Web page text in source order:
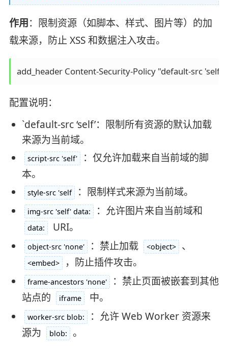
作用：限制资源（如脚本、样式、图片等）的加
载来源，防止 XSS 和数据注入攻击。
配置说明：
`default-src ‘self’：限制所有资源的默认加载
来源为当前域。
script-src 'self'
：仅允许加载来自当前域的脚
本。
style-src 'self ：限制样式来源为当前域。
img-src 'self' data: ：允许图片来自当前域和
data: URI。
object-src 'none' ：禁止加载 <object> 、
<embed> ，防止插件攻击。
frame-ancestors 'none'
：禁止页面被嵌套到其他
站点的
iframe 中。
worker-src blob:
：允许 Web Worker 资源来
源为
blob: 。